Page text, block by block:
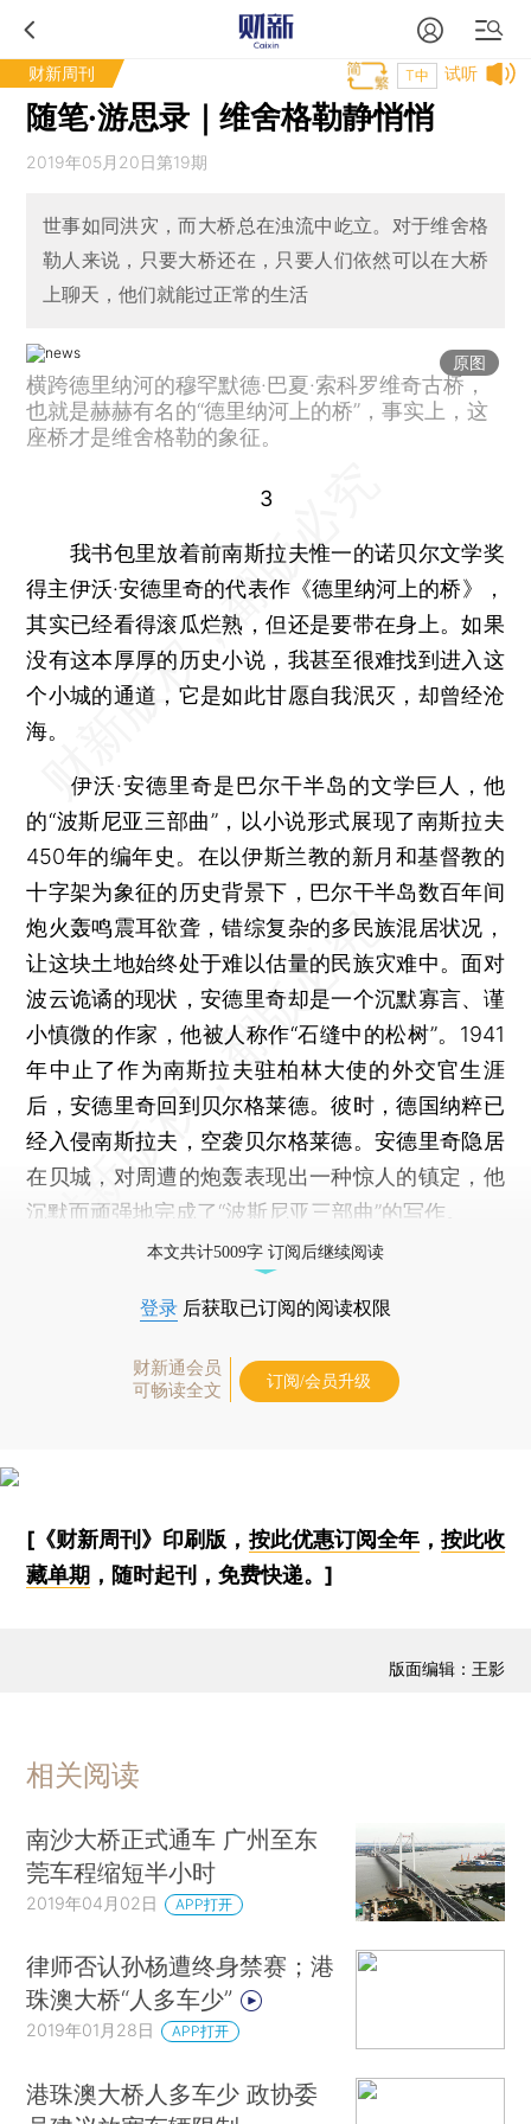
财新周刊 试听
T中
随笔·游思录｜维舍格勒静悄悄
2019年05月20日第19期
世事如同洪灾，而大桥总在浊流中屹立。对于维舍格
勒人来说，只要大桥还在，只要人们依然可以在大桥
上聊天，他们就能过正常的生活
原图
横跨德里纳河的穆罕默德·巴夏·索科罗维奇古桥，
也就是赫赫有名的“德里纳河上的桥”，事实上，这
座桥才是维舍格勒的象征。
3
我书包里放着前南斯拉夫惟一的诺贝尔文学奖
得主伊沃·安德里奇的代表作《德里纳河上的桥》，
其实已经看得滚瓜烂熟，但还是要带在身上。如果
没有这本厚厚的历史小说，我甚至很难找到进入这
个小城的通道，它是如此甘愿自我泯灭，却曾经沧
海。
伊沃·安德里奇是巴尔干半岛的文学巨人，他
的“波斯尼亚三部曲”，以小说形式展现了南斯拉夫
450年的编年史。在以伊斯兰教的新月和基督教的
十字架为象征的历史背景下，巴尔干半岛数百年间
炮火轰鸣震耳欲聋，错综复杂的多民族混居状况，
让这块土地始终处于难以估量的民族灾难中。面对
波云诡谲的现状，安德里奇却是一个沉默寡言、谨
小慎微的作家，他被人称作“石缝中的松树”。1941
年中止了作为南斯拉夫驻柏林大使的外交官生涯
后，安德里奇回到贝尔格莱德。彼时，德国纳粹已
经入侵南斯拉夫，空袭贝尔格莱德。安德里奇隐居
在贝城，对周遭的炮轰表现出一种惊人的镇定，他
沉默而顽强地完成了“波斯尼亚三部曲”的写作。
本文共计5009字 订阅后继续阅读
登录 后获取已订阅的阅读权限
财新通会员
可畅读全文
订阅/会员升级
[《财新周刊》印刷版， 按此优惠订阅全年， 按此收
藏单期 ，随时起刊，免费快递。]
版面编辑：王影
相关阅读
南沙大桥正式通车 广州至东
莞车程缩短半小时
2019年04月02日 APP打开
律师否认孙杨遭终身禁赛；港
珠澳大桥“人多车少”
2019年01月28日 APP打开
港珠澳大桥人多车少 政协委